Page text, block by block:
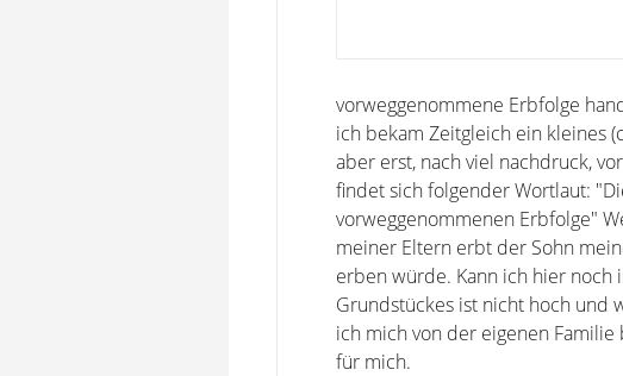
vorweggenommene Erbfolge
ich bekam Zeitgleich ein kleines
aber erst, nach viel nachdruck,
findet sich folgender Wortlaut:
vorweggenommenen Erbfolge"
meiner Eltern erbt der Sohn
erben würde. Kann ich hier noch
Grundstückes ist nicht hoch
ich mich von der eigenen
für mich.